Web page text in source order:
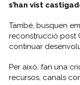
s’han vist
També, busquen
reconstrucció post
continuar
Per això, fan una
recursos, canals